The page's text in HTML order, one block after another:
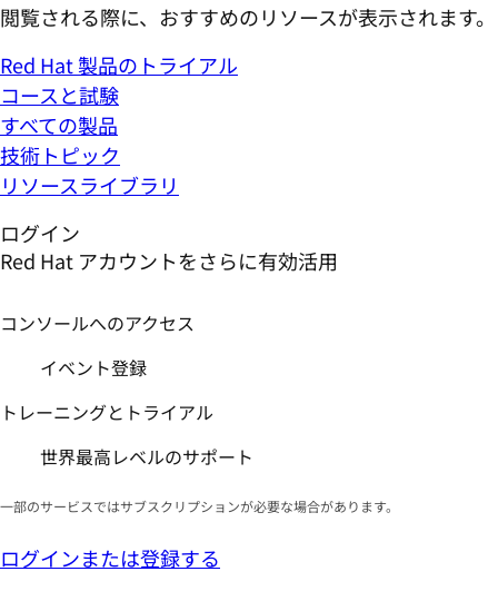
閲覧される際に、おすすめのリソースが表示されます。
Red Hat 製品のトライアル
コースと試験
すべての製品
技術トピック
リソースライブラリ
ログイン
Red Hat アカウントをさらに有効活用
コンソールへのアクセス
イベント登録
トレーニングとトライアル
世界最高レベルのサポート
一部のサービスではサブスクリプションが必要な場合があります。
ログインまたは登録する